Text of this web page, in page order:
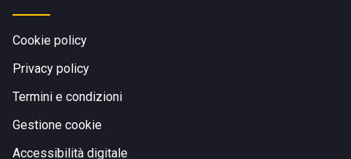
Cookie policy
Privacy policy
Termini e condizioni
Gestione cookie
Accessibilità digitale